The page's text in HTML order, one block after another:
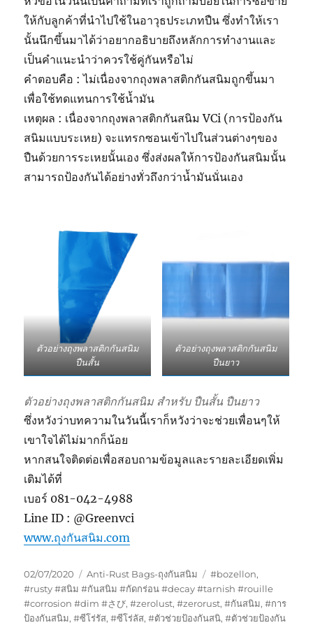
ให้กับลูกค้าที่นำไปใช้ในอาวุธประเภทปืน ซึ่งทำให้เรา
นั้นนึกขึ้นมาได้ว่าอยากอธิบายถึงหลักการทำงานและ
เป็นคำแนะนำว่าควรใช้คู่กันหรือไม่
คำตอบคือ : ไม่เนื่องจากถุงพลาสติกกันสนิมถูกขึ้นมา
เพื่อใช้ทดแทนการใช้น้ำมัน
เหตุผล : เนื่องจากถุงพลาสติกกันสนิม VCi (การป้องกัน
สนิมแบบระเหย) จะแทรกซอนเข้าไปในส่วนต่างๆของ
ปืนด้วยการระเหยนั้นเอง ซึ่งส่งผลให้การป้องกันสนิมนั้น
สามารถป้องกันได้อย่างทั่วถึงกว่าน้ำมันนั่นเอง
ตัวอย่างถุงพลาสติกกันสนิม
ปืนสั้น
ตัวอย่างถุงพลาสติกกันสนิม
ปืนยาว
ตัวอย่างถุงพลาสติกกันสนิม สำหรับ ปืนสั้น ปืนยาว
ซึ่งหวังว่าบทความในวันนี้เราก็หวังว่าจะช่วยเพื่อนๆให้
เขาใจได้ไม่มากก็น้อย
หากสนใจติดต่อเพื่อสอบถามข้อมูลและรายละเอียดเพิ่ม
เติมได้ที่
เบอร์ 081-042-4988
Line ID : @Greenvci
www.ถุงกันสนิม.com
Posted
on
02/07/2020 Categories
Anti-Rust Bags-ถุงกันสนิม Tags
#bozellon,
#rusty #สนิม #กันสนิม #กัดกร่อน #decay #tarnish #rouille
#corrosion #dim #さび,#zerolust,#zerorust,#กันสนิม,#การ
ป้องกันสนิม,#ซีโร่รัส,#ซีโร่ลัส,#ตัวช่วยป้องกันสนิ,#ตัวช่วยป้องกัน